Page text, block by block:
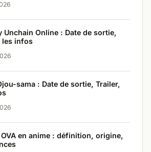
Unchain Online : Date de sortie,
les infos
sama : Date de sortie, Trailer,
OVA en anime : définition, origine,